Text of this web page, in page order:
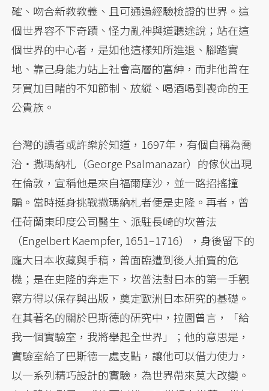
確、吻合新教教義、且可通過經驗檢證的世界。這
個世界容不下奇蹟、怪力亂神與道聽途說；站在這
個世界的中心者，是如他這樣知所進退、腳踏實
地、靠己身能力站上社會高層的富紳，而非他曾在
牙買加目睹的不知節制、放縱、喝酒喝到喪命的王
公貴族。
台灣的讀者或許樂於知道，1697年，有個自稱為喬
治・撒瑪納札（George Psalmanazar）的傢伙出現
在倫敦，宣稱他是來自福爾摩沙，並一路招搖撞
騙。當時挺身挑戰撒瑪納札者便是史隆。再者，曾
任荷蘭東印度公司醫生、派駐長崎的坎普法
（Engelbert Kaempfer, 1651–1716），身後留下的
龐大日本收藏與手稿，曾面臨遭到後人拍賣的危
機；是在史隆的奔走下，坎普法對日本的第一手觀
察方得以保存與出版，奠定歐洲日本研究的基礎。
在其著名的關於巴斯德的研究中，拉圖曾言，「給
我一個實驗室，我將舉起全世界」；他的意思是，
實驗室給了巴斯德一處支點，讓他可以借力使力，
以一系列精巧設計的實驗，為世界帶來莫大改變。